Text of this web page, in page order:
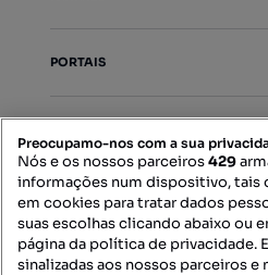
PORTAIS
Contacte-nos
SIGA-
Preocupamo-nos com a sua
Nós e os nossos parceiros429
informações num dispositivo,
em cookies para tratar dados
suas escolhas clicando abaixo ou
página da política de privacidade.
sinalizadas aos nossos parceiros e